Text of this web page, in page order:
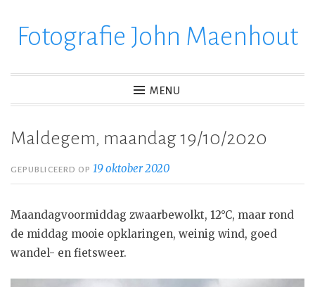
verderFotografie John Maenhout
MENU
Maldegem, maandag 19/10/2020
GEPUBLICEERD OP19 oktober 2020
Maandagvoormiddag zwaarbewolkt, 12°C, maar rond
de middag mooie opklaringen, weinig wind, goed
wandel- en fietsweer.